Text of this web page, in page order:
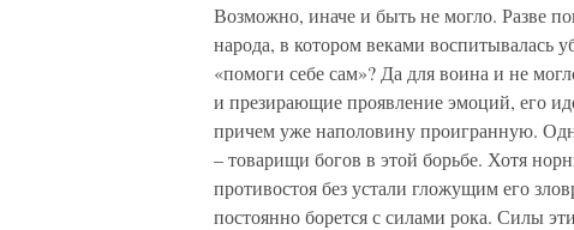
Возможно, иначе и быть не могло. Разве
народа, в котором веками воспитывалась
«помоги себе сам»? Да для воина и не
и презирающие проявление эмоций, его
причем уже наполовину проигранную.
– товарищи богов в этой борьбе. Хотя
противостоя без устали гложущим его
постоянно борется с силами рока. Силы